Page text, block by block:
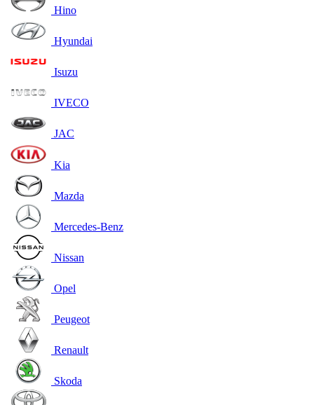
Hino
Hyundai
Isuzu
IVECO
JAC
Kia
Mazda
Mercedes-Benz
Nissan
Opel
Peugeot
Renault
Skoda